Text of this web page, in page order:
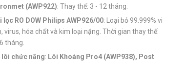
(AWP922): Thay thế: 3 - 12 tháng.
lọc RO DOW Philips AWP926/00: Loại bỏ 99.999% vi
virus, hóa chất và kim loại nặng. Thời gian thay thế:
tháng.
lõi chức năng: Lõi Khoáng Pro4 (AWP938), Post